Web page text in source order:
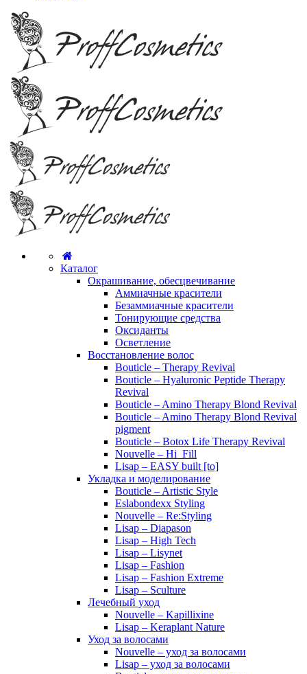
Каталог
Окрашивание, обесцвечивание
Аммиачные красители
Безаммиачные красители
Тонирующие средства
Оксиданты
Осветление
Восстановление волос
Bouticle – Therapy Revival
Bouticle – Hyaluronic Peptide Therapy
Revival
Bouticle – Amino Therapy Blond Revival
Bouticle – Amino Therapy Blond Revival
pigment
Bouticle – Botox Life Therapy Revival
Nouvelle – Hi_Fill
Lisap – EASY built [to]
Укладка и моделирование
Bouticle – Artistic Style
Eslabondexx Styling
Nouvelle – Re:Styling
Lisap – Diapason
Lisap – High Tech
Lisap – Lisynet
Lisap – Fashion
Lisap – Fashion Extreme
Lisap – Sculture
Лечебный уход
Nouvelle – Kapillixine
Lisap – Keraplant Nature
Уход за волосами
Nouvelle – уход за волосами
Lisap – уход за волосами